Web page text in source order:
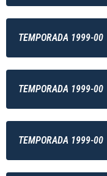
TEMPORADA 1999-00
TEMPORADA 1999-00
TEMPORADA 1999-00